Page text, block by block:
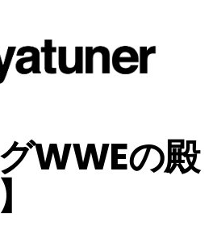
WWEの殿